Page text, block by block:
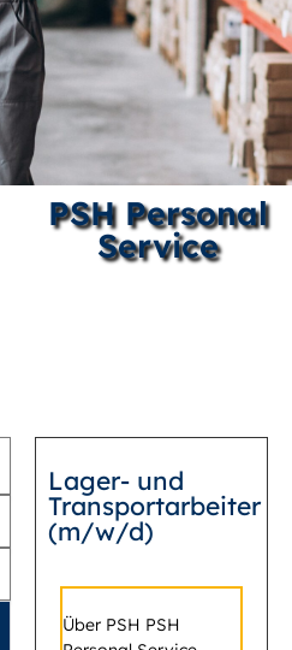
PSH Personal
Service
Lager- und
Transportarbeiter
(m/w/d)
Über PSH PSH